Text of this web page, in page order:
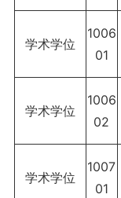
学术学位
1006
01
学术学位
1006
02
学术学位
1007
01